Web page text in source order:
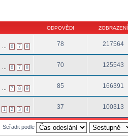
ODPOVĚDI ZOBRAZENÍ
6 7 8 78 217564
6 7 8 70 125543
7 8 9 85 166391
1 2 3 4 37 100313
Seřadit podle